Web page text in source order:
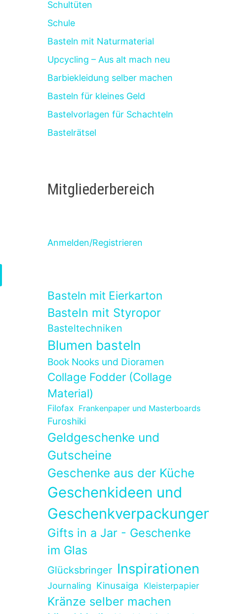
Schultüten
Schule
Basteln mit Naturmaterial
Upcycling – Aus alt mach neu
Barbiekleidung selber machen
Basteln für kleines Geld
Bastelvorlagen für Schachteln
Bastelrätsel
Mitgliederbereich
Anmelden/Registrieren
Basteln mit Eierkarton
Basteln mit Styropor
Basteltechniken
Blumen basteln
Book Nooks und Dioramen
Collage Fodder (Collage
Material)
Filofax Frankenpaper und Masterboards
Furoshiki
Geldgeschenke und
Gutscheine
Geschenke aus der Küche
Geschenkideen und
Geschenkverpackungen
Gifts in a Jar - Geschenke
im Glas
Glücksbringer Inspirationen
Journaling Kinusaiga Kleisterpapier
Kränze selber machen